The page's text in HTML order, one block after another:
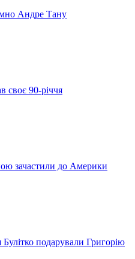
Андре Тану
своє 90-річчя
зачастили до Америки
подарували Григорію